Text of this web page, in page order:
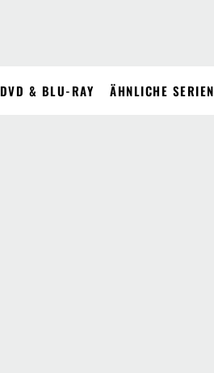
DVD & BLU-RAY ÄHNLICHE SERIEN